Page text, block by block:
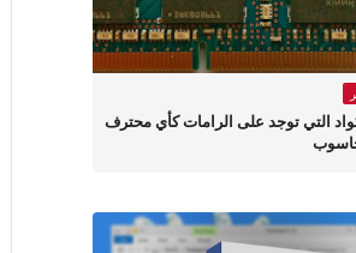
التي توجد على الرامات كأي محترف